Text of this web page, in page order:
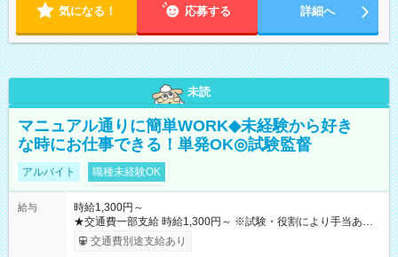
気になる！ 応募する 詳細へ
未読
マニュアル通りに簡単WORK◆未経験から好き
な時にお仕事できる！単発OK◎試験監督
アルバイト 職種未経験OK
給与
時給1,300円～
★交通費一部支給 時給1,300円～ ※試験・役割により手当あり
※勤務回数により昇給あり 【即給（前払い）オプションあ
り！】 希望される場合、勤務から1週間ほどで給与の一部を受け
交通費別途支給あり